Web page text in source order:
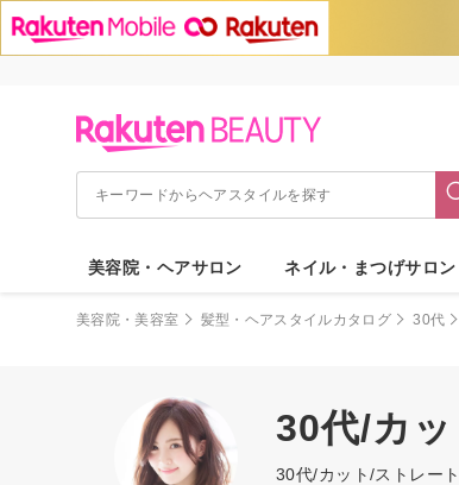
美容院・ヘアサロン ネイル・まつげサロン
美容院・美容室 髪型・ヘアスタイルカタログ 30代
30代/カ
30代/カット/ストレー